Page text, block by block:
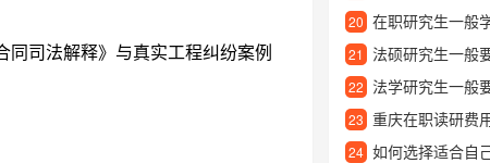
司法解释》与真实工程纠纷案例
20 在职研究生一般
21 法硕研究生一般
22 法学研究生一般要
23 重庆在职读研费
24 如何选择适合自己的